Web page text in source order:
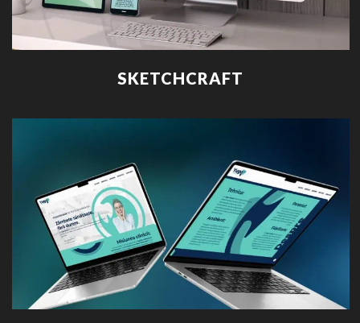
SKETCHCRAFT